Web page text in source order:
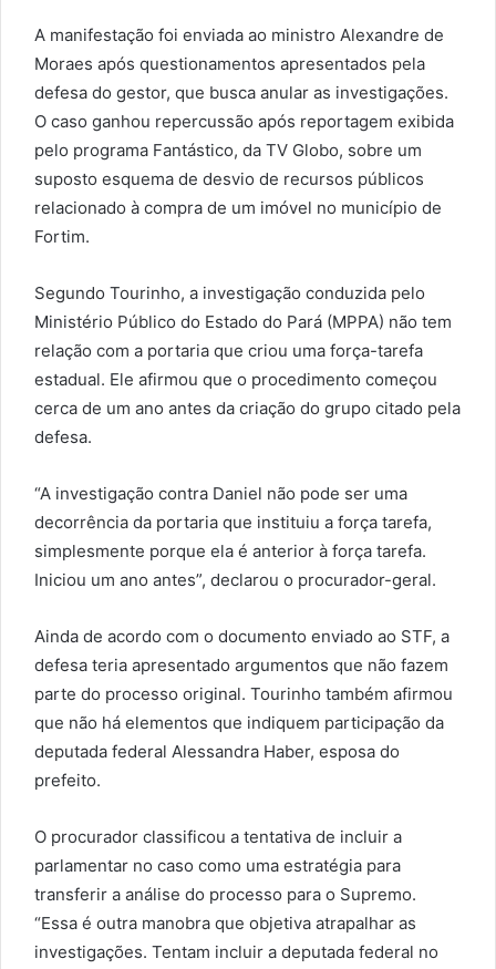
A manifestação foi enviada ao ministro Alexandre de
Moraes após questionamentos apresentados pela
defesa do gestor, que busca anular as investigações.
O caso ganhou repercussão após reportagem exibida
pelo programa Fantástico, da TV Globo, sobre um
suposto esquema de desvio de recursos públicos
relacionado à compra de um imóvel no município de
Fortim.
Segundo Tourinho, a investigação conduzida pelo
Ministério Público do Estado do Pará (MPPA) não tem
relação com a portaria que criou uma força-tarefa
estadual. Ele afirmou que o procedimento começou
cerca de um ano antes da criação do grupo citado pela
defesa.
“A investigação contra Daniel não pode ser uma
decorrência da portaria que instituiu a força tarefa,
simplesmente porque ela é anterior à força tarefa.
Iniciou um ano antes”, declarou o procurador-geral.
Ainda de acordo com o documento enviado ao STF, a
defesa teria apresentado argumentos que não fazem
parte do processo original. Tourinho também afirmou
que não há elementos que indiquem participação da
deputada federal Alessandra Haber, esposa do
prefeito.
O procurador classificou a tentativa de incluir a
parlamentar no caso como uma estratégia para
transferir a análise do processo para o Supremo.
“Essa é outra manobra que objetiva atrapalhar as
investigações. Tentam incluir a deputada federal no